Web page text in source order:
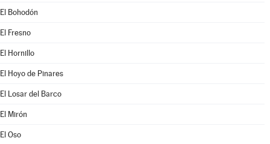
El Bohodón
El Fresno
El Hornillo
El Hoyo de Pinares
El Losar del Barco
El Mirón
El Oso